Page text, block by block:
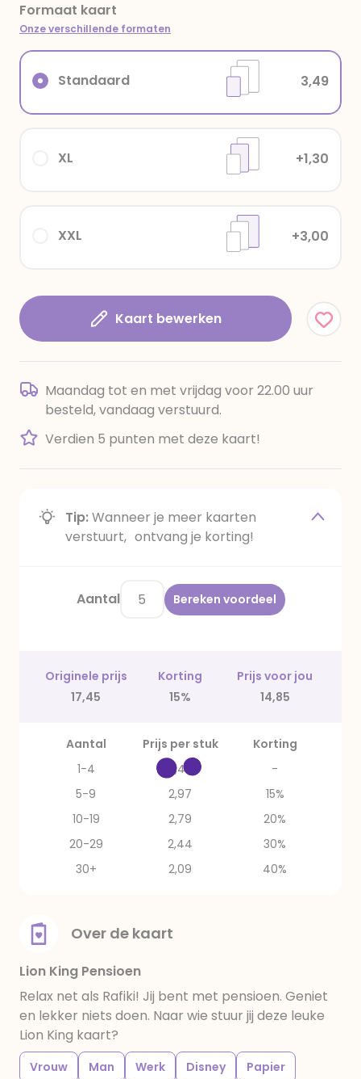
Formaat kaart
Onze verschillende formaten
XXL +3,00
XL +1,30
Standaard 3,49
Kaart bewerken
Maandag tot en met vrijdag voor 22.00 uur
besteld, vandaag verstuurd.
Verdien 5 punten met deze kaart!
Tip:Wanneer je meer kaarten
verstuurt, ontvang je korting!
Aantal Bereken voordeel
Originele prijs Korting
Prijs voor jou
17,45
15% 14,85
Aantal Prijs per stuk
Korting
1-4
3,49
-
5-9
2,97
15%
10-19
2,79
20%
20-29
2,44
30%
30+
2,09 40%
Over de kaart
Lion King Pensioen
Relax net als Rafiki! Jij bent met pensioen. Geniet
en lekker niets doen. Naar wie stuur jij deze leuke
Lion King kaart?
Vrouw Man Werk Disney Papier